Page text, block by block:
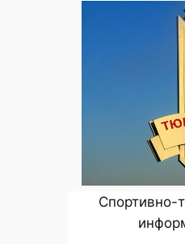
Спортивно-